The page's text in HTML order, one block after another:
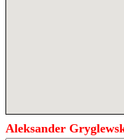
Aleksander